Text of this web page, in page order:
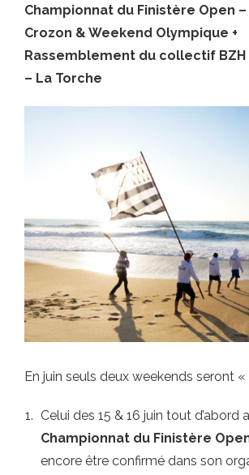
Championnat du Finistère Open –
Crozon & Weekend Olympique +
Rassemblement du collectif BZH
– La Torche
En juin seuls deux weekends seront «
Celui des 15 & 16 juin tout d’abord
Championnat du Finistère
encore être confirmé dans son